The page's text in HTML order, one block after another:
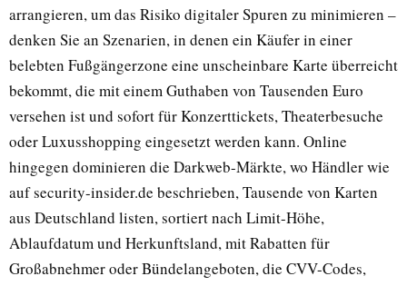
arrangieren, um das Risiko digitaler Spuren zu minimieren –
denken Sie an Szenarien, in denen ein Käufer in einer
belebten Fußgängerzone eine unscheinbare Karte überreicht
bekommt, die mit einem Guthaben von Tausenden Euro
versehen ist und sofort für Konzerttickets, Theaterbesuche
oder Luxusshopping eingesetzt werden kann. Online
hingegen dominieren die Darkweb-Märkte, wo Händler wie
auf security-insider.de beschrieben, Tausende von Karten
aus Deutschland listen, sortiert nach Limit-Höhe,
Ablaufdatum und Herkunftsland, mit Rabatten für
Großabnehmer oder Bündelangeboten, die CVV-Codes,